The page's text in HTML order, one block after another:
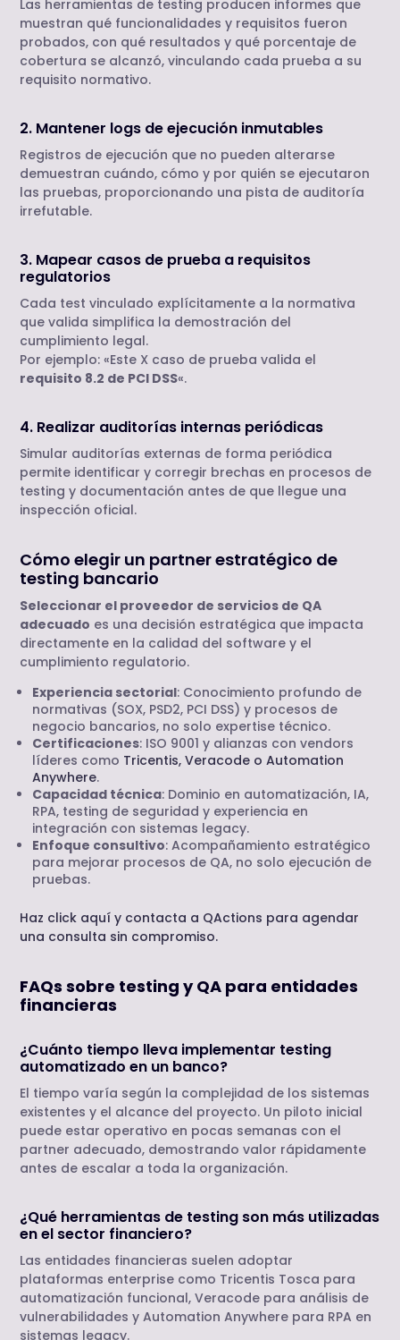
Las herramientas de testing producen informes que
muestran qué funcionalidades y requisitos fueron
probados, con qué resultados y qué porcentaje de
cobertura se alcanzó, vinculando cada prueba a su
requisito normativo.
2. Mantener logs de ejecución inmutables
Registros de ejecución que no pueden alterarse
demuestran cuándo, cómo y por quién se ejecutaron
las pruebas, proporcionando una pista de auditoría
irrefutable.
3. Mapear casos de prueba a requisitos
regulatorios
Cada test vinculado explícitamente a la normativa
que valida simplifica la demostración del
cumplimiento legal.
Por ejemplo: «Este X caso de prueba valida el
requisito 8.2 de PCI DSS«.
4. Realizar auditorías internas periódicas
Simular auditorías externas de forma periódica
permite identificar y corregir brechas en procesos de
testing y documentación antes de que llegue una
inspección oficial.
Cómo elegir un partner estratégico de
testing bancario
Seleccionar el proveedor de servicios de QA
adecuado es una decisión estratégica que impacta
directamente en la calidad del software y el
cumplimiento regulatorio.
Experiencia sectorial: Conocimiento profundo de
normativas (SOX, PSD2, PCI DSS) y procesos de
negocio bancarios, no solo expertise técnico.
Certificaciones: ISO 9001 y alianzas con vendors
líderes como Tricentis, Veracode o Automation
Anywhere.
Capacidad técnica: Dominio en automatización, IA,
RPA, testing de seguridad y experiencia en
integración con sistemas legacy.
Enfoque consultivo: Acompañamiento estratégico
para mejorar procesos de QA, no solo ejecución de
pruebas.
Haz click aquí y contacta a QActions para agendar
una consulta sin compromiso.
FAQs sobre testing y QA para entidades
financieras
¿Cuánto tiempo lleva implementar testing
automatizado en un banco?
El tiempo varía según la complejidad de los sistemas
existentes y el alcance del proyecto. Un piloto inicial
puede estar operativo en pocas semanas con el
partner adecuado, demostrando valor rápidamente
antes de escalar a toda la organización.
¿Qué herramientas de testing son más utilizadas
en el sector financiero?
Las entidades financieras suelen adoptar
plataformas enterprise como Tricentis Tosca para
automatización funcional, Veracode para análisis de
vulnerabilidades y Automation Anywhere para RPA en
sistemas legacy.